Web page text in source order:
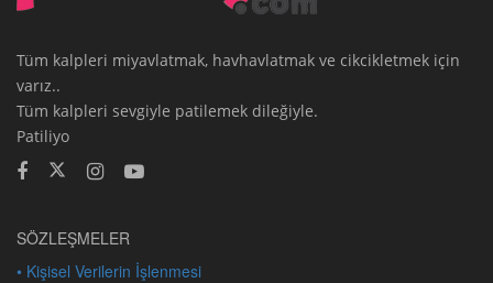
Tüm kalpleri miyavlatmak, havhavlatmak ve cikcikletmek için
varız..
Tüm kalpleri sevgiyle patilemek dileğiyle.
Patiliyo
SÖZLEŞMELER
• Kişisel Verilerin İşlenmesi